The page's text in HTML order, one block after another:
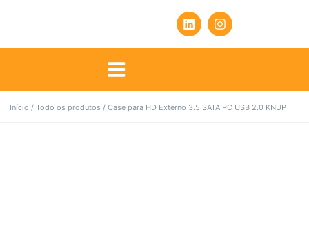
Início / Todo os produtos / Case para HD Externo 3.5 SATA PC USB 2.0 KNUP